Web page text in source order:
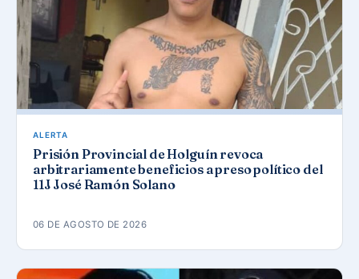
ALERTA
Prisión Provincial de Holguín revoca
arbitrariamente beneficios a preso político del
11J José Ramón Solano
06 DE AGOSTO DE 2026